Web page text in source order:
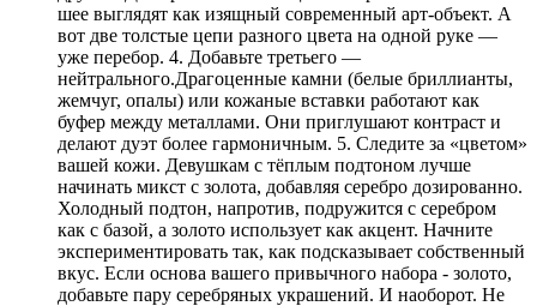
шее выглядят как изящный современный арт-объект. А
вот две толстые цепи разного цвета на одной руке —
уже перебор. 4. Добавьте третьего —
нейтрального.Драгоценные камни (белые бриллианты,
жемчуг, опалы) или кожаные вставки работают как
буфер между металлами. Они приглушают контраст и
делают дуэт более гармоничным. 5. Следите за «цветом»
вашей кожи. Девушкам с тёплым подтоном лучше
начинать микст с золота, добавляя серебро дозированно.
Холодный подтон, напротив, подружится с серебром
как с базой, а золото использует как акцент. Начните
экспериментировать так, как подсказывает собственный
вкус. Если основа вашего привычного набора - золото,
добавьте пару серебряных украшений. И наоборот. Не